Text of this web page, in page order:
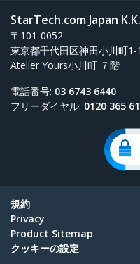
StarTech.com Japan K.K.
〒101-0052
東京都千代田区神田小川町
Atelier Yours小川町 ７階
電話番号: 03 6743 6440
フリーダイヤル: 0120 365
規約
Privacy
Product Sitemap
クッキーの設定